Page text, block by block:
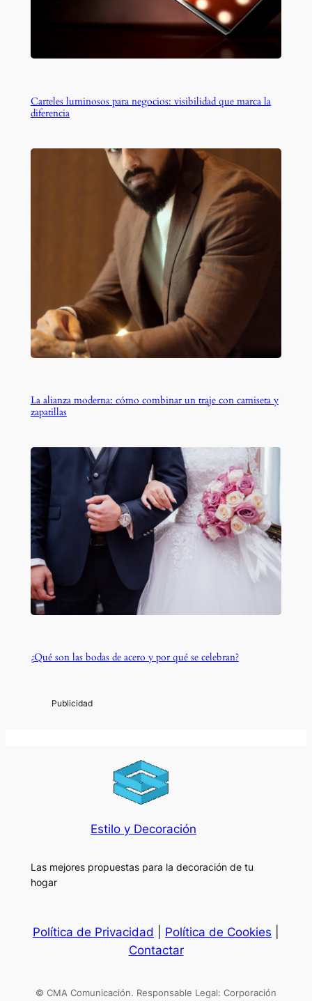
Carteles luminosos para negocios: visibilidad que marca la
diferencia
La alianza moderna: cómo combinar un traje con camiseta y
zapatillas
¿Qué son las bodas de acero y por qué se celebran?
Estilo y Decoración
Las mejores propuestas para la decoración de tu
hogar
Política de Privacidad Política de Cookies
Contactar
© CMA Comunicación. Responsable Legal: Corporación